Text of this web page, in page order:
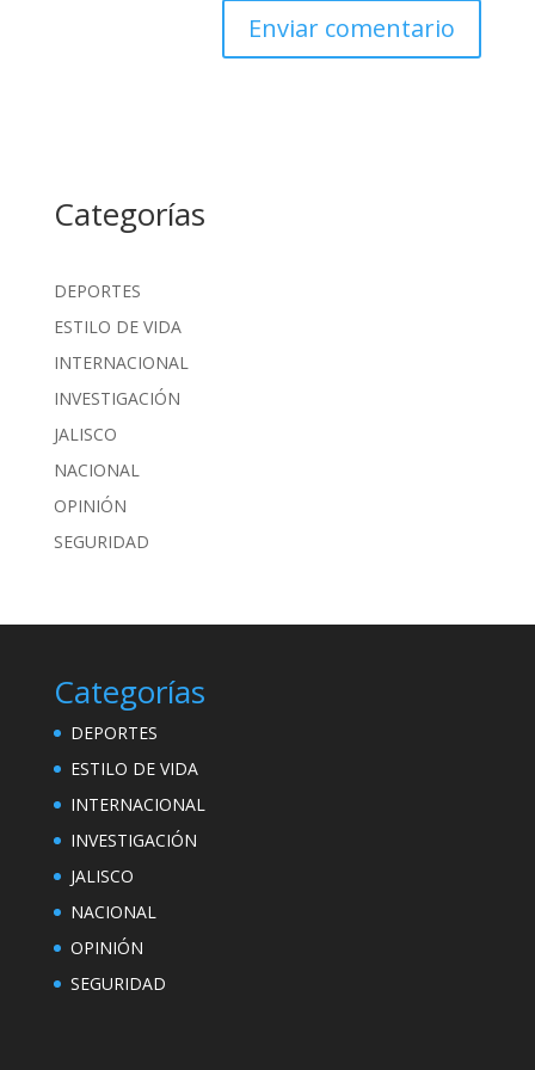
Categorías
DEPORTES
ESTILO DE VIDA
INTERNACIONAL
INVESTIGACIÓN
JALISCO
NACIONAL
OPINIÓN
SEGURIDAD
Categorías
DEPORTES
ESTILO DE VIDA
INTERNACIONAL
INVESTIGACIÓN
JALISCO
NACIONAL
OPINIÓN
SEGURIDAD